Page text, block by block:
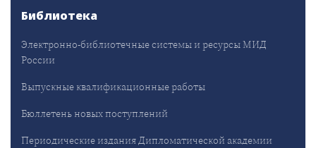
Библиотека
Электронно-библиотечные системы и ресурсы МИД
России
Выпускные квалификационные работы
Бюллетень новых поступлений
Периодические издания Дипломатической академии